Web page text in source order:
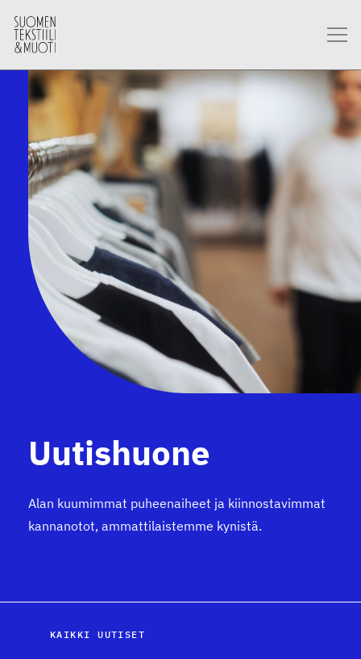
Uutishuone
Alan kuumimmat puheenaiheet ja kiinnostavimmat
kannanotot, ammattilaistemme kynistä.
KAIKKI UUTISET